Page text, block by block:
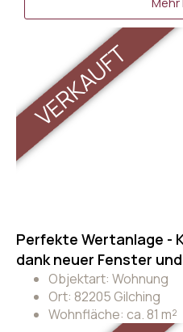
Perfekte Wertanlage -
dank neuer Fenster
VERKAUFT
Objektart: Wohnung
Ort: 82205 Gilching
Wohnfläche: ca. 81 m²